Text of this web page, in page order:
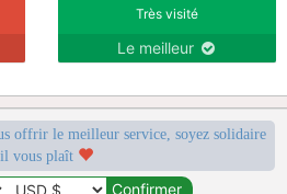
Très visité
Le meilleur
offrir le meilleur service, soyez solidaire
vous plaît